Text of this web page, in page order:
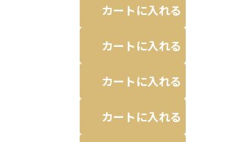
カートに入れる
カートに入れる
カートに入れる
カートに入れる